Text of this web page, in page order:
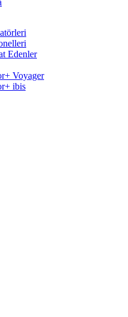
Edenler
Voyager
ibis